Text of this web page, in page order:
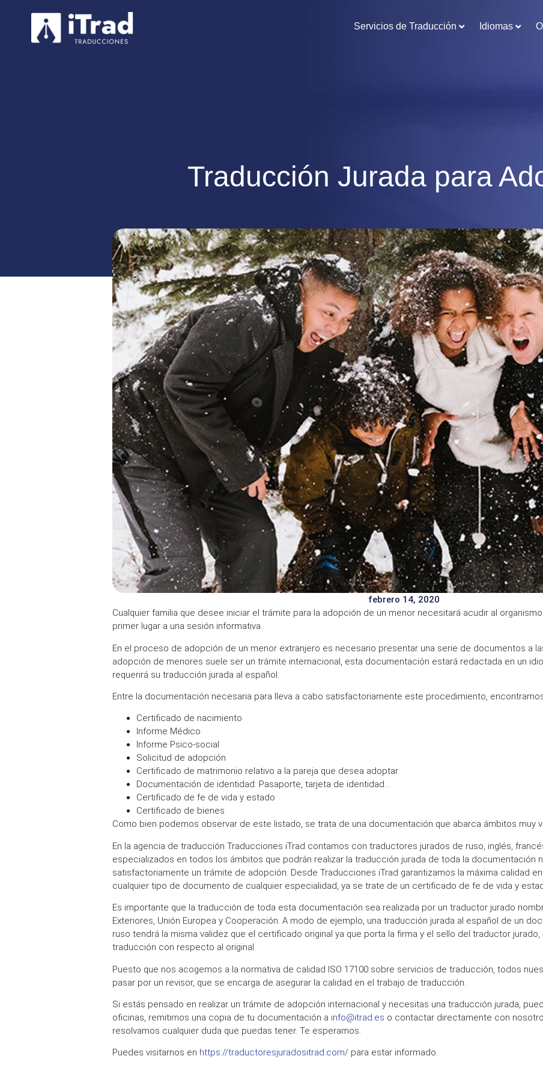
Servicios de Traducción Idiomas
Traducción Jurada para
febrero 14, 2020
Cualquier familia que desee iniciar el trámite para la adopción de un menor necesitará acudir al
primer lugar a una sesión informativa.
En el proceso de adopción de un menor extranjero es necesario presentar una serie de documentos a
adopción de menores suele ser un trámite internacional, esta documentación estará redactada en un
requerirá su traducción jurada al español.
Entre la documentación necesaria para lleva a cabo satisfactoriamente este procedimiento,
Certificado de nacimiento
Informe Médico
Informe Psico-social
Solicitud de adopción
Certificado de matrimonio relativo a la pareja que desea adoptar
Documentación de identidad: Pasaporte, tarjeta de identidad…
Certificado de fe de vida y estado
Certificado de bienes
Como bien podemos observar de este listado, se trata de una documentación que abarca ámbitos muy
En la agencia de traducción Traducciones iTrad contamos con traductores jurados de ruso, inglés,
especializados en todos los ámbitos que podrán realizar la traducción jurada de toda la documentación
satisfactoriamente un trámite de adopción. Desde Traducciones iTrad garantizamos la máxima calidad
cualquier tipo de documento de cualquier especialidad, ya se trate de un certificado de fe de vida y
Es importante que la traducción de toda esta documentación sea realizada por un traductor jurado
Exteriores, Unión Europea y Cooperación. A modo de ejemplo, una traducción jurada al español de un
ruso tendrá la misma validez que el certificado original ya que porta la firma y el sello del traductor
traducción con respecto al original.
Puesto que nos acogemos a la normativa de calidad ISO 17100 sobre servicios de traducción, todos
pasar por un revisor, que se encarga de asegurar la calidad en el trabajo de traducción.
Si estás pensado en realizar un trámite de adopción internacional y necesitas una traducción jurada,
oficinas, remitirnos una copia de tu documentación a info@itrad.es o contactar directamente con
resolvamos cualquier duda que puedas tener. Te esperamos.
Puedes visitarnos en https://traductoresjuradositrad.com/ para estar informado.